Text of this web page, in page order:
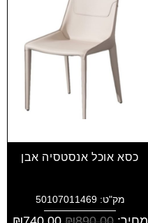
כסא אוכל אנסטסיה אבן
מק"ט: 50107011469